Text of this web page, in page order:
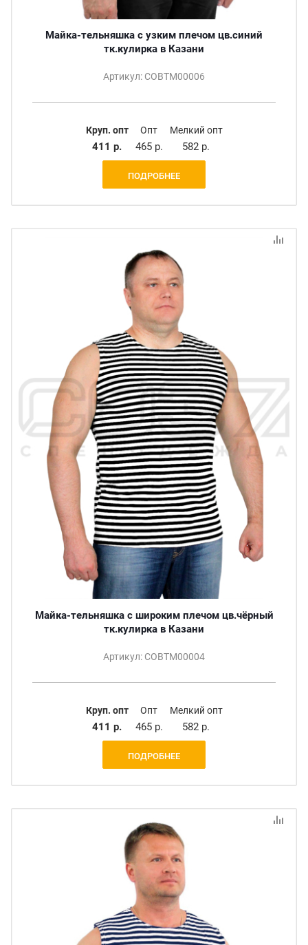
Майка-тельняшка с узким плечом цв.синий
тк.кулирка в Казани
Артикул: СОВТМ00006
Круп. опт
411 р.
Опт
465 р.
Мелкий опт
582 р.
ПОДРОБНЕЕ
Майка-тельняшка с широким плечом цв.чёрный
тк.кулирка в Казани
Артикул: СОВТМ00004
Круп. опт
411 р.
Опт
465 р.
Мелкий опт
582 р.
ПОДРОБНЕЕ